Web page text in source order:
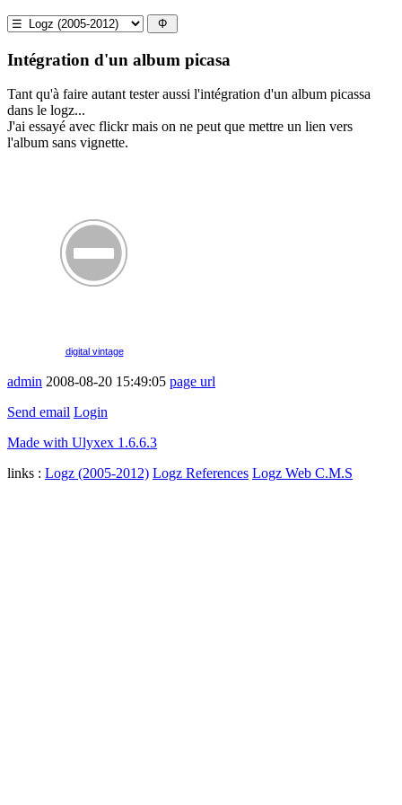
Intégration d'un album picasa
Tant qu'à faire autant tester aussi l'intégration d'un album picassa
dans le logz...
J'ai essayé avec flickr mais on ne peut que mettre un lien vers
l'album sans vignette.
digital vintage
admin 2008-08-20 15:49:05 page url
Send email Login
Made with Ulyxex 1.6.6.3
links : Logz (2005-2012) Logz References Logz Web C.M.S